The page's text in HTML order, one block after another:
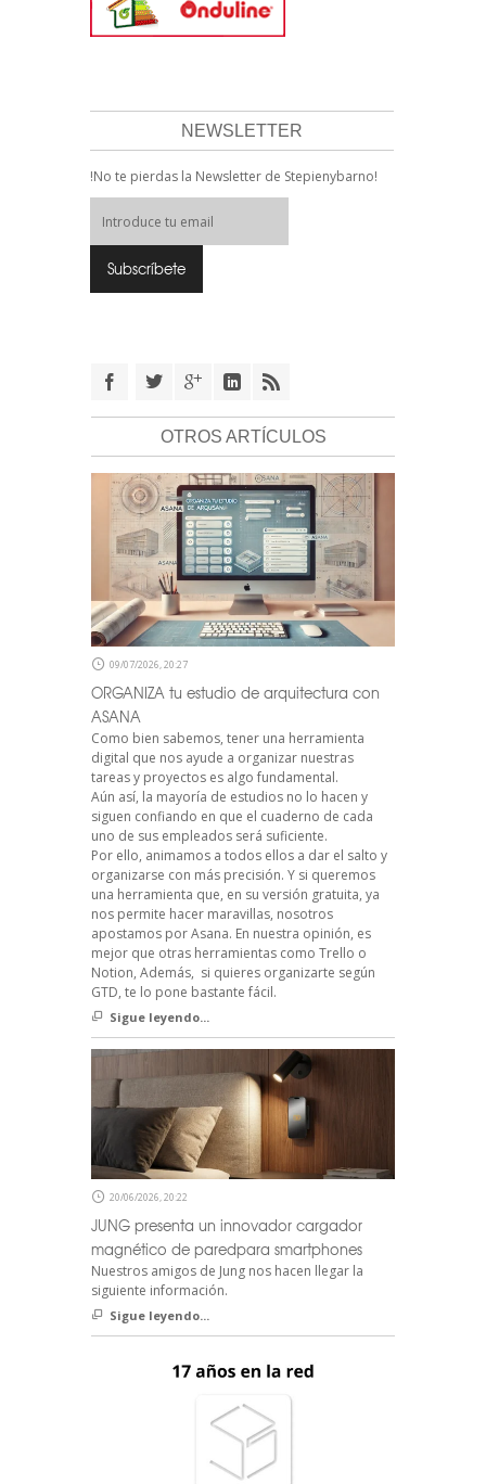
NEWSLETTER
!No te pierdas la Newsletter de Stepienybarno!
OTROS ARTÍCULOS
09/07/2026, 20:27
ORGANIZA tu estudio de arquitectura con
ASANA
Como bien sabemos, tener una herramienta
digital que nos ayude a organizar nuestras
tareas y proyectos es algo fundamental.
Aún así, la mayoría de estudios no lo hacen y
siguen confiando en que el cuaderno de cada
uno de sus empleados será suficiente.
Por ello, animamos a todos ellos a dar el salto y
organizarse con más precisión. Y si queremos
una herramienta que, en su versión gratuita, ya
nos permite hacer maravillas, nosotros
apostamos por Asana. En nuestra opinión, es
mejor que otras herramientas como Trello o
Notion, Además, si quieres organizarte según
GTD, te lo pone bastante fácil.
Sigue leyendo...
20/06/2026, 20:22
JUNG presenta un innovador cargador
magnético de paredpara smartphones
Nuestros amigos de Jung nos hacen llegar la
siguiente información.
Sigue leyendo...